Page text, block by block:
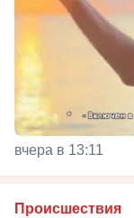
вчера в 13:11
Происшествия